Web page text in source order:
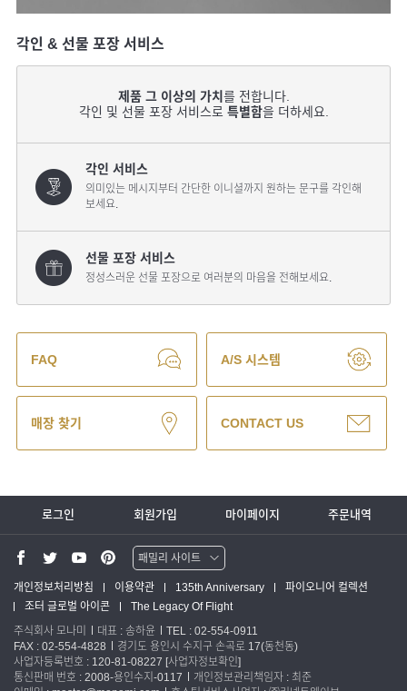
각인 & 선물 포장 서비스
제품 그 이상의 가치 를 전합니다.
각인 및 선물 포장 서비스로 특별함을 더하세요.
각인 서비스
의미있는 메시지부터 간단한 이니셜까지 원하는 문구를 각인해
보세요.
선물 포장 서비스
정성스러운 선물 포장으로 여러분의 마음을 전해보세요.
FAQ A/S 시스템
매장 찾기 CONTACT US
로그인 회원가입 마이페이지 주문내역
패밀리 사이트
워터맨 쇼핑몰
파카 글로벌
개인정보처리방침 이용약관 135th Anniversary
파이오니어 컬렉션
조터 글로벌 아이콘
The Legacy Of Flight
주식회사 모나미
대표 : 송하윤
TEL : 02-554-0911
FAX : 02-554-4828
경기도 용인시 수지구 손곡로 17(동천동)
사업자등록번호 : 120-81-08227 [사업자정보확인]
통신판매 번호 : 2008-용인수지-0117
개인정보관리책임자 : 최준